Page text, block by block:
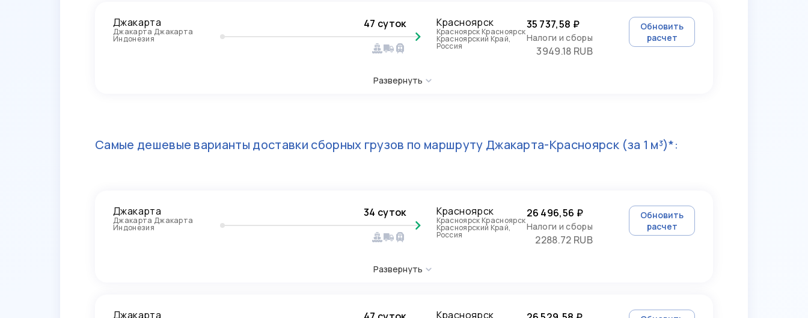
Джакарта
Джакарта Джакарта
Индонезия
47 суток Красноярск
Красноярск Красноярск
Красноярский Край,
Россия
35 737,58 ₽
Налоги и сборы
3949.18 RUB
Обновить
расчет
Развернуть
Самые дешевые варианты доставки сборных грузов по маршруту Джакарта-Красноярск(за 1 м³)*:
Джакарта
Джакарта Джакарта
Индонезия
34 суток Красноярск
Красноярск Красноярск
Красноярский Край,
Россия
26 496,56 ₽
Налоги и сборы
2288.72 RUB
Обновить
расчет
Развернуть
Джакарта Красноярск